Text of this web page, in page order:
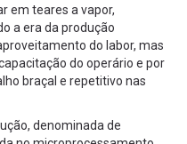
em teares a vapor,
a era da produção
do labor, mas
do operário e por
braçal e repetitivo nas
denominada de